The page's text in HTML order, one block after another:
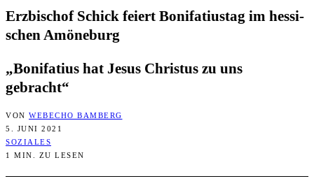
Erz­bi­schof Schick fei­ert Boni­fa­ti­us­tag im hes­si­
schen Amöneburg
„Boni­fa­ti­us hat Jesus Chris­tus zu uns
gebracht“
VON WEBECHO BAMBERG
5. JUNI 2021
SOZIALES
1 MIN. ZU LESEN